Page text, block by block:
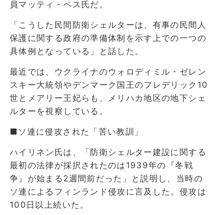
員マッティ・ペス氏だ。
「こうした民間防衛シェルターは、有事の民間人
保護に関する政府の準備体制を示す上での一つの
具体例となっている」と話した。
最近では、ウクライナのウォロディミル・ゼレン
スキー大統領やデンマーク国王のフレデリック10
世とメアリー王妃らも、メリハカ地区の地下シェ
ルターを視察している。
■ソ連に侵攻された「苦い教訓」
ハイリネン氏は、「防衛シェルター建設に関する
最初の法律が採択されたのは1939年の『冬戦
争』が始まる2週間前だった」と説明し、当時の
ソ連によるフィンランド侵攻に言及した。侵攻は
100日以上続いた。